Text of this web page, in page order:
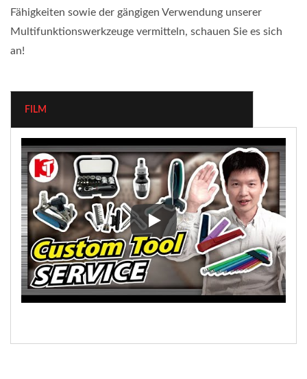
Fähigkeiten sowie der gängigen Verwendung unserer
Multifunktionswerkzeuge vermitteln, schauen Sie es sich
an!
FILM
Multifunktionswerkzeuge